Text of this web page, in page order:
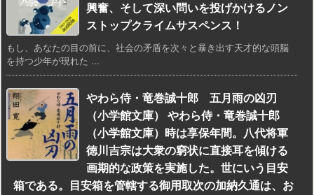
興奮、そして深い問いを投げかけるノン
ストップクライムサスペンス！
もし、あなたの目の前に、社会の矛盾を次々と暴き出す天才的な頭脳
を持つ少年が現れた ...
やわら侍・竜巻誠十郎 五月雨の凶刃
（小学館文庫） やわら侍・竜巻誠十郎
（小学館文庫）時は享保年間。八代将軍
徳川吉宗は大衆の窮状に直接耳を傾ける
画期的な政策を実施した。世にいう目安
箱である。目安箱を管轄する御用取次の加納久通は、お